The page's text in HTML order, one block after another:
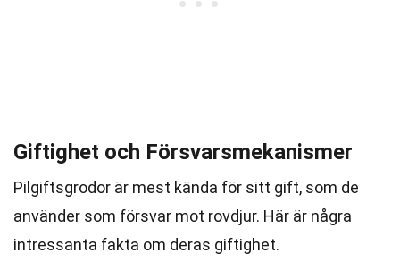
Giftighet och Försvarsmekanismer
Pilgiftsgrodor är mest kända för sitt gift, som de
använder som försvar mot rovdjur. Här är några
intressanta fakta om deras giftighet.